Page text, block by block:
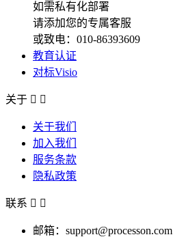
如需私有化部署
请添加您的专属客服
或致电：010-86393609
教育认证
对标Visio
关于  
关于我们
加入我们
服务条款
隐私政策
联系  
邮箱：support@processon.com